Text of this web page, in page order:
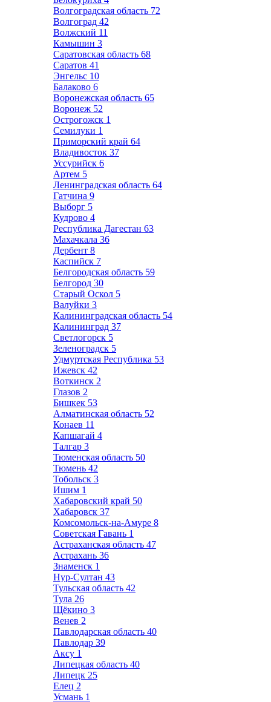
Волгоградская область 72
Волгоград 42
Волжский 11
Камышин 3
Саратовская область 68
Саратов 41
Энгельс 10
Балаково 6
Воронежская область 65
Воронеж 52
Острогожск 1
Семилуки 1
Приморский край 64
Владивосток 37
Уссурийск 6
Артем 5
Ленинградская область 64
Гатчина 9
Выборг 5
Кудрово 4
Республика Дагестан 63
Махачкала 36
Дербент 8
Каспийск 7
Белгородская область 59
Белгород 30
Старый Оскол 5
Валуйки 3
Калининградская область 54
Калининград 37
Светлогорск 5
Зеленоградск 5
Удмуртская Республика 53
Ижевск 42
Воткинск 2
Глазов 2
Бишкек 53
Алматинская область 52
Конаев 11
Капшагай 4
Талгар 3
Тюменская область 50
Тюмень 42
Тобольск 3
Ишим 1
Хабаровский край 50
Хабаровск 37
Комсомольск-на-Амуре 8
Советская Гавань 1
Астраханская область 47
Астрахань 36
Знаменск 1
Нур-Султан 43
Тульская область 42
Тула 26
Щёкино 3
Венев 2
Павлодарская область 40
Павлодар 39
Аксу 1
Липецкая область 40
Липецк 25
Елец 2
Усмань 1